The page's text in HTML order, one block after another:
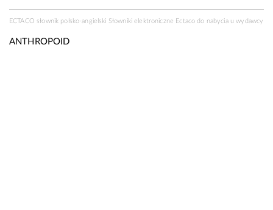
ECTACO słownik polsko-angielski Słowniki elektroniczne Ectaco do nabycia uwydawcy
ANTHROPOID